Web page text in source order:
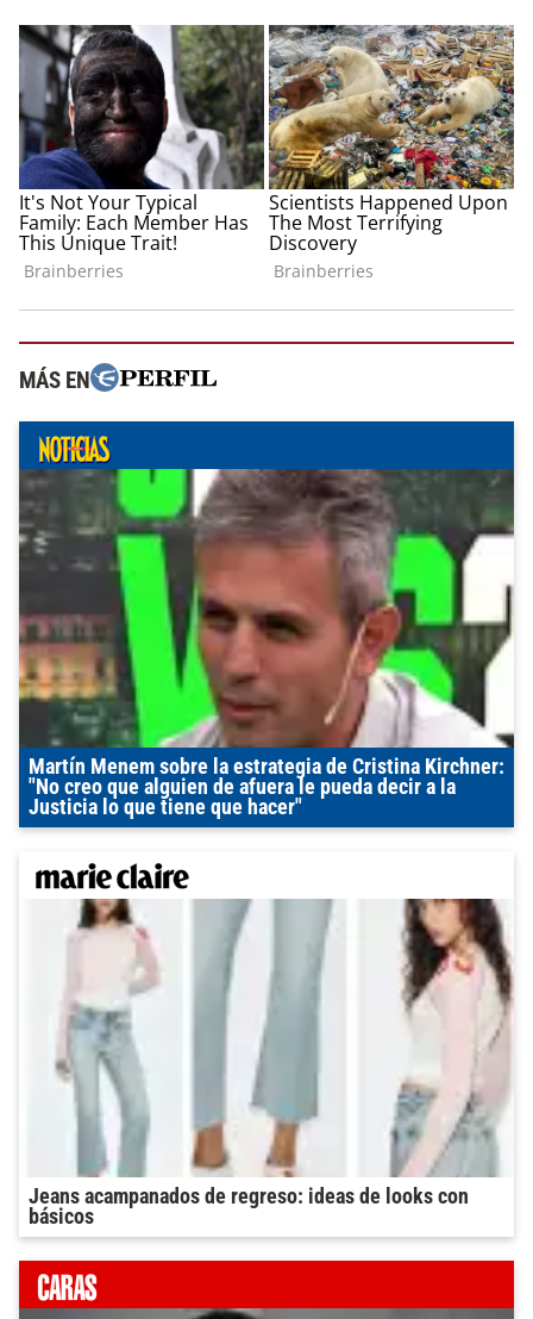
MÁS EN
Martín Menem sobre la estrategia de Cristina Kirchner:
"No creo que alguien de afuera le pueda decir a la
Justicia lo que tiene que hacer"
Jeans acampanados de regreso: ideas de looks con
básicos